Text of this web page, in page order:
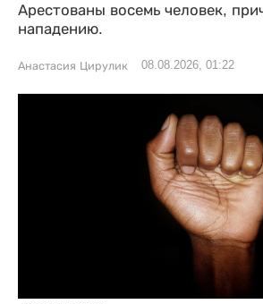
Арестованы восемь человек,
нападению.
Анастасия Цирулик 08.08.2026, 01:22